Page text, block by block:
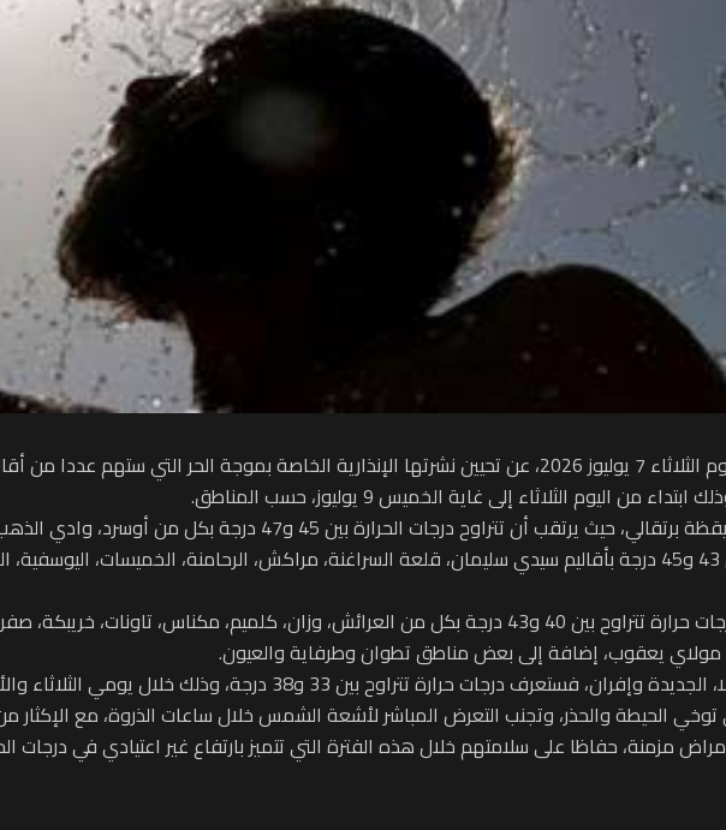
أعلنت وزارة التجهيز والماء، اليوم الثلاثاء 7 يوليوز 2026، عن تحيين نشرتها الإنذارية الخاصة
درجات الحرارة بين 45 و47 درجة بكل من أوسرد، وادي الذهب، بوجدور، آسا الزاك، السمارة، طاطا وزاكورة.
كما ستتراوح درجات الحرارة بين 43 و45 درجة بأقاليم سيدي سليمان، قلعة السراغنة، مراكش، الرحامنة،
ومن المنتظر أيضا أن تسجل درجات حرارة تتراوح بين 40 و43 درجة بكل من العرائش، وزان، كلميم،
مولاي يعقوب، إضافة إلى بعض مناطق تطوان وطرفاية والعيون.
فستعرف درجات حرارة تتراوح بين 33 و38 درجة، وذلك خلال يومي الثلاثاء والأربعاء.
الحيطة والحذر، وتجنب التعرض المباشر لأشعة الشمس خلال ساعات الذروة، مع الإكثار
مزمنة، حفاظا على سلامتهم خلال هذه الفترة التي تتميز بارتفاع غير اعتيادي في درجات